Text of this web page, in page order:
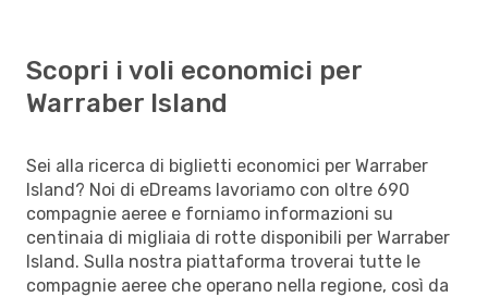
Scopri i voli economici per
Warraber Island
Sei alla ricerca di biglietti economici per Warraber
Island? Noi di eDreams lavoriamo con oltre 690
compagnie aeree e forniamo informazioni su
centinaia di migliaia di rotte disponibili per Warraber
Island. Sulla nostra piattaforma troverai tutte le
compagnie aeree che operano nella regione, così da